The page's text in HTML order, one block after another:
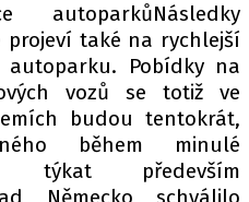
autoparkůNásledky
projeví také na rychlejší
autoparku. Pobídky na
vozů se totiž ve
budou tentokrát,
během minulé
týkat především